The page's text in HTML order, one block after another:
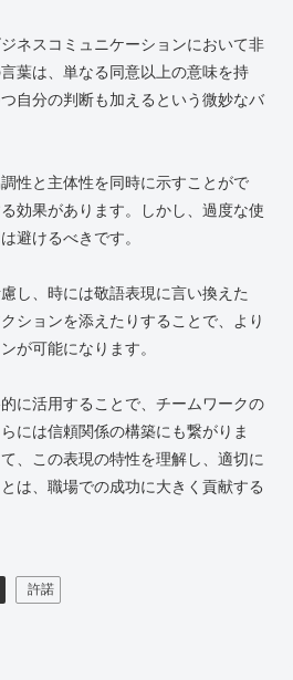
ネスコミュニケーションにおいて非
葉は、単なる同意以上の意味を持
自分の判断も加えるという微妙なバ
性と主体性を同時に示すことがで
効果があります。しかし、過度な使
避けるべきです。
し、時には敬語表現に言い換えた
ションを添えたりすることで、より
が可能になります。
に活用することで、チームワークの
には信頼関係の構築にも繋がりま
、この表現の特性を理解し、適切に
は、職場での成功に大きく貢献する
許諾